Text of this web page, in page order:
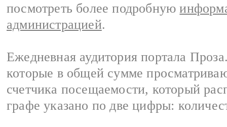
посмотреть более подробную
администрацией.
Ежедневная аудитория портала
которые в общей сумме
счетчика посещаемости, который
графе указано по две цифры: